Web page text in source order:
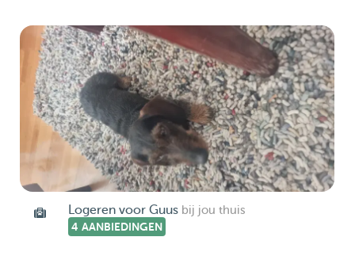
Logeren voor Guus bij jou thuis
4 AANBIEDINGEN